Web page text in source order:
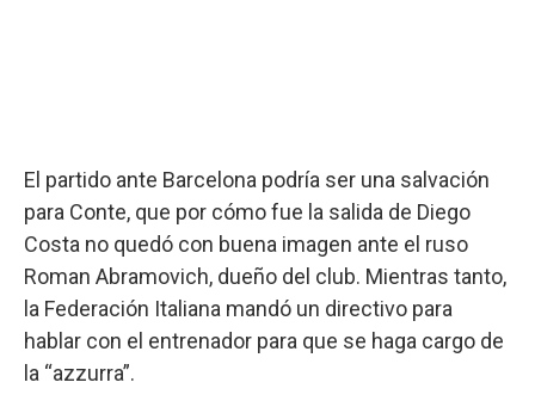
El partido ante Barcelona podría ser una salvación
para Conte, que por cómo fue la salida de Diego
Costa no quedó con buena imagen ante el ruso
Roman Abramovich, dueño del club. Mientras tanto,
la Federación Italiana mandó un directivo para
hablar con el entrenador para que se haga cargo de
la “azzurra”.